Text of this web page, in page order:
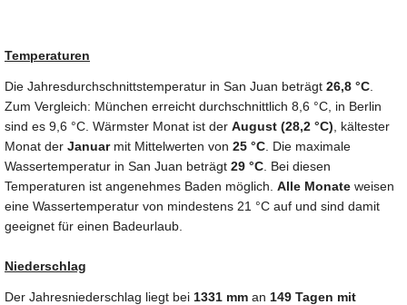
Temperaturen
Die Jahresdurchschnittstemperatur in San Juan beträgt 26,8 °C
Zum Vergleich: München erreicht durchschnittlich 8,6 °C, in Berlin
sind es 9,6 °C. Wärmster Monat ist der August (28,2 °C) , kältester
Monat der Januarmit Mittelwerten von 25 °C . Die maximale
Wassertemperatur in San Juan beträgt 29 °C . Bei diesen
Temperaturen ist angenehmes Baden möglich. Alle Monate weisen
eine Wassertemperatur von mindestens 21 °C auf und sind damit
geeignet für einen Badeurlaub.
Niederschlag
Der Jahresniederschlag liegt bei 1331 mm an 149 Tagen mit